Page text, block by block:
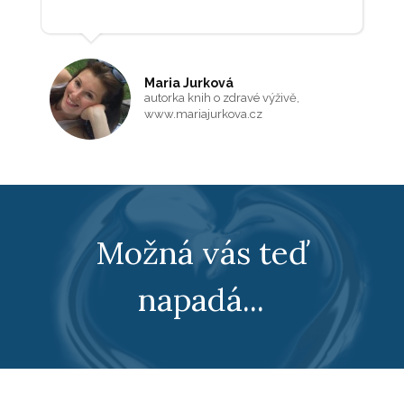
Maria Jurková
autorka knih o zdravé výživě,
www.mariajurkova.cz
Možná vás teď
napadá...